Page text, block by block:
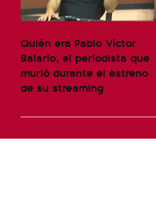
Quién era Pablo Víctor
Balario, el periodista que
murió durante el estreno
de su streaming